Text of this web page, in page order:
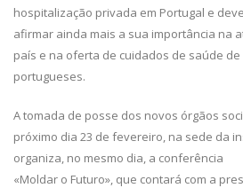
hospitalização privada em Portugal e
afirmar ainda mais a sua importância na
país e na oferta de cuidados de saúde
portugueses.
A tomada de posse dos novos órgãos
próximo dia 23 de fevereiro, na sede da
organiza, no mesmo dia, a conferência
«Moldar o Futuro», que contará com a